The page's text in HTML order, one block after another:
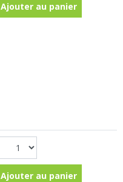
Ajouter au panier
Ajouter au panier